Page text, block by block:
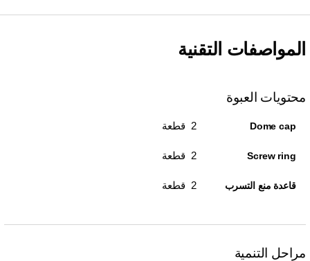
المواصفات التقنية
محتويات العبوة
Dome cap 2 قطعة
Screw ring 2 قطعة
قاعدة منع التسرب 2 قطعة
مراحل التنمية